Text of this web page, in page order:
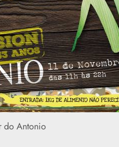
do Antonio